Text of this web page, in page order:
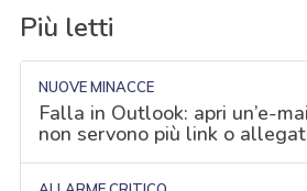
Più letti
NUOVE MINACCE
Falla in Outlook: apri un’e-
non servono più link o